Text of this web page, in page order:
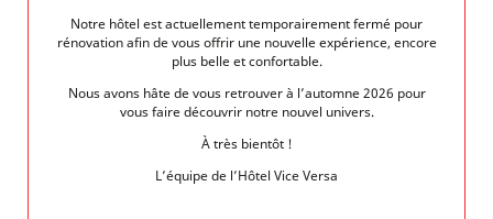
Tout le parcours deMartin Margielaest ainsi à
découvrir du 3 mars au 15 juillet 2018 au
Musée de
la Mode. Cette visite vous permettra également
Notre hôtel est actuellement temporairement fermé pour
rénovation afin de vous offrir une nouvelle expérience, encore
plus belle et confortable.
Nous avons hâte de vous retrouver à l’automne 2026 pour
vous faire découvrir notre nouvel univers.
À très bientôt !
L’équipe de l’Hôtel Vice Versa